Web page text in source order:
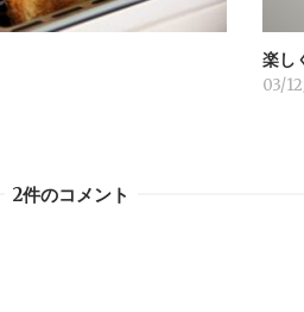
楽し
03/
2件のコメント